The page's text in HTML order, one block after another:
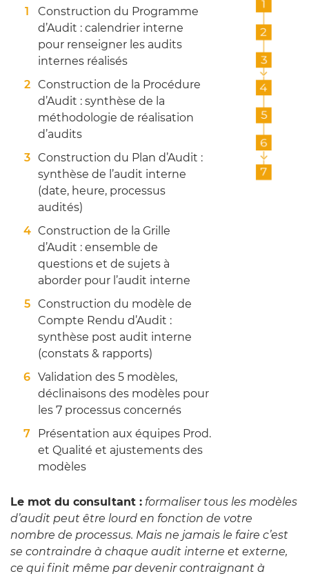
Construction du Programme
d’Audit : calendrier interne
pour renseigner les audits
internes réalisés
Construction de la Procédure
d’Audit : synthèse de la
méthodologie de réalisation
d’audits
Construction du Plan d’Audit :
synthèse de l’audit interne
(date, heure, processus
audités)
Construction de la Grille
d’Audit : ensemble de
questions et de sujets à
aborder pour l’audit interne
Construction du modèle de
Compte Rendu d’Audit :
synthèse post audit interne
(constats & rapports)
Validation des 5 modèles,
déclinaisons des modèles pour
les 7 processus concernés
Présentation aux équipes Prod.
et Qualité et ajustements des
modèles
Le mot du consultant : formaliser tous les modèles
d’audit peut être lourd en fonction de votre
nombre de processus. Mais ne jamais le faire c’est
se contraindre à chaque audit interne et externe,
ce qui finit même par devenir contraignant à